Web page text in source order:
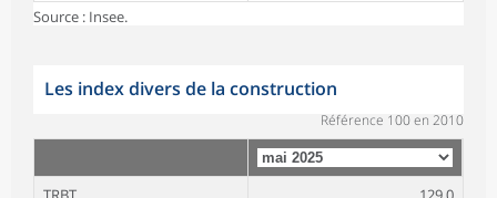
Source : Insee.
Les index divers de la construction
Référence 100 en 2010